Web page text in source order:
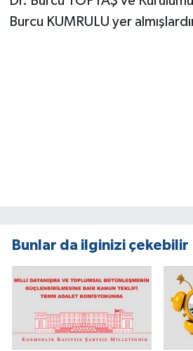
Burcu KUMRULU yer
Bunlar da ilginizi çekebilir